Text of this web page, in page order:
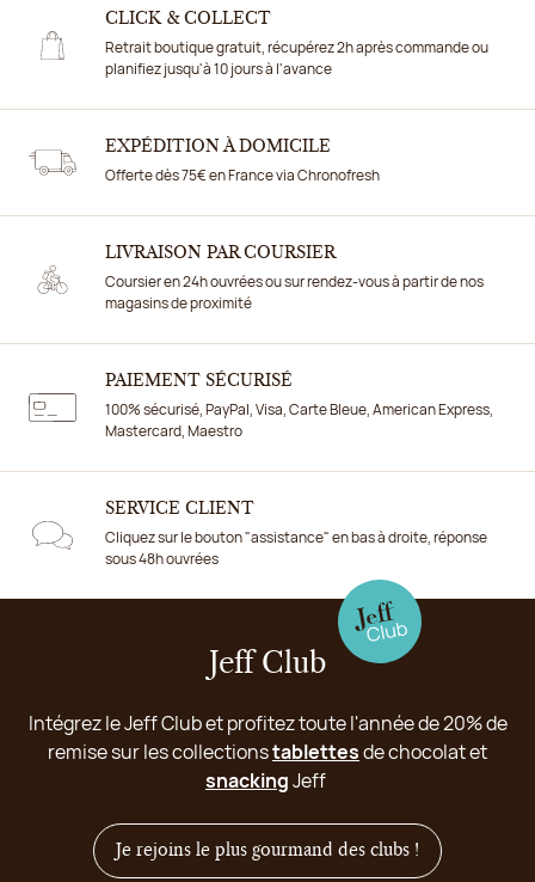
CLICK & COLLECT
Retrait boutique gratuit, récupérez 2h après commande ou
planifiez jusqu'à 10 jours à l'avance
EXPÉDITION À DOMICILE
Offerte dès 75€ en France via Chronofresh
LIVRAISON PAR COURSIER
Coursier en 24h ouvrées ou sur rendez-vous à partir de nos
magasins de proximité
PAIEMENT SÉCURISÉ
100% sécurisé, PayPal, Visa, Carte Bleue, American Express,
Mastercard, Maestro
SERVICE CLIENT
Cliquez sur le bouton "assistance" en bas à droite, réponse
sous 48h ouvrées
Jeff Club
Intégrez le Jeff Club et profitez toute l'année de 20% de
remise sur les collectionstablettesde chocolat et
snackingJeff
Je rejoins le plus gourmand des clubs !